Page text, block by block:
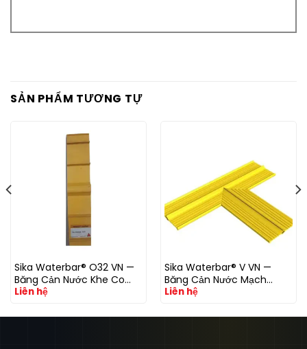
SẢN PHẨM TƯƠNG TỰ
Sika Waterbar® O32 VN —
Băng Cản Nước Khe Co
Giãn PVC 320mm | Áp Lực
Liên hệ
Sika Waterbar® V VN —
Băng Cản Nước Mạch
Ngừng PVC Đàn Hồi
Liên hệ